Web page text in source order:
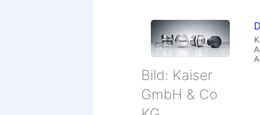
Bild: Kaiser
GmbH & Co